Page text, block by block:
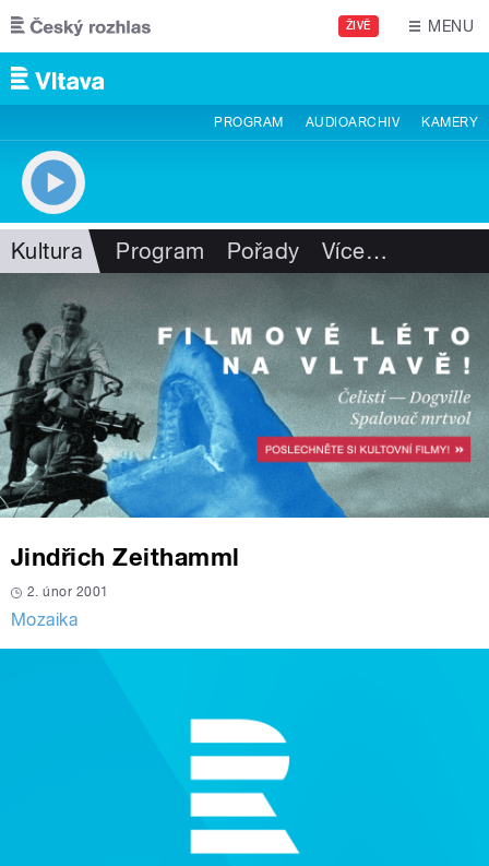
Přejít k hlavnímu obsahu
ŽIVĚ MENU
PROGRAM AUDIOARCHIV KAMERY
Kultura Program Pořady Více…
Jindřich Zeithamml
2. únor 2001
Mozaika